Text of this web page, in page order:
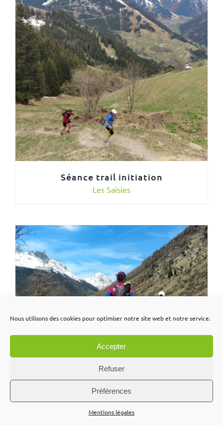
Nous utilisons des cookies pour optimiser notre site web et notre service.
Accepter
Refuser
Préférences
Mentions légales
Séance trail initiation
Les Saisies